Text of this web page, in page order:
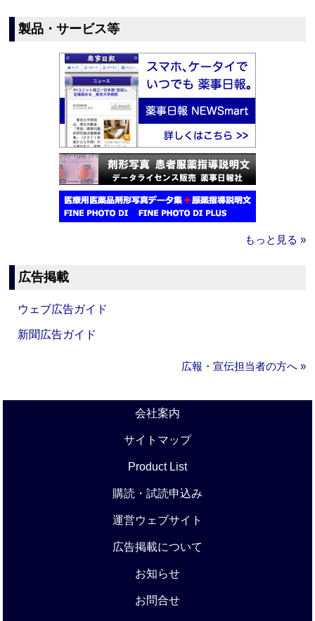
製品・サービス等
もっと見る »
広告掲載
ウェブ広告ガイド
新聞広告ガイド
広報・宣伝担当者の方へ »
会社案内
サイトマップ
Product List
購読・試読申込み
運営ウェブサイト
広告掲載について
お知らせ
お問合せ